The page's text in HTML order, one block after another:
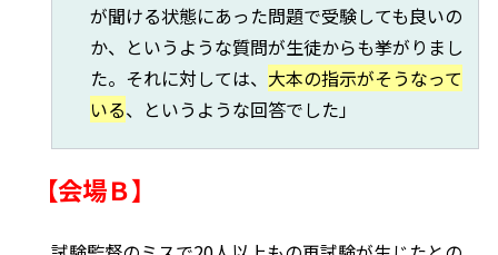
が聞ける状態にあった問題で受験しても良いの
か、というような質問が生徒からも挙がりまし
た。それに対しては、 大本の指示がそうなって
いる、というような回答でした」
【会場Ｂ】